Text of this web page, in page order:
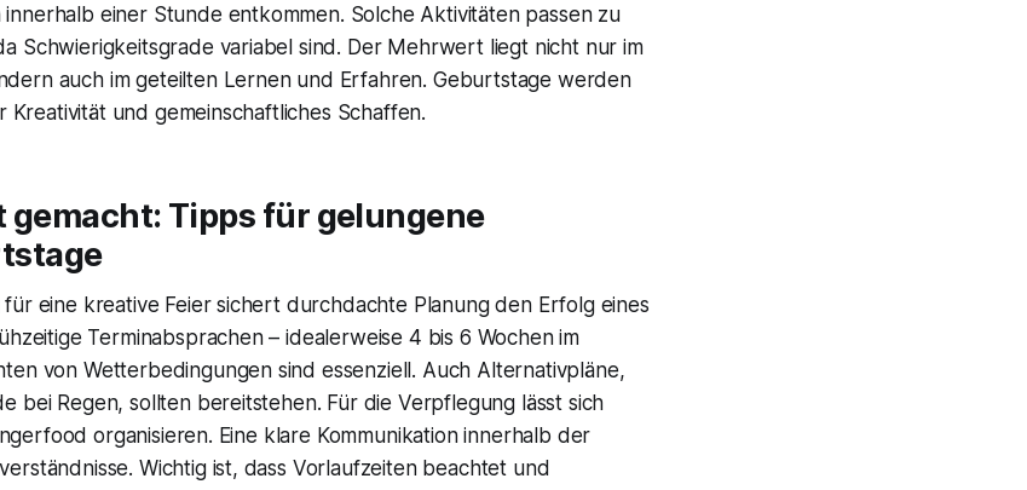
einer Stunde entkommen. Solche Aktivitäten passen zu
Schwierigkeitsgrade variabel sind. Der Mehrwert liegt nicht nur im
auch im geteilten Lernen und Erfahren. Geburtstage werden
und gemeinschaftliches Schaffen.
gemacht: Tipps für gelungene
eine kreative Feier sichert durchdachte Planung den Erfolg eines
Terminabsprachen – idealerweise 4 bis 6 Wochen im
von Wetterbedingungen sind essenziell. Auch Alternativpläne,
bei Regen, sollten bereitstehen. Für die Verpflegung lässt sich
organisieren. Eine klare Kommunikation innerhalb der
Wichtig ist, dass Vorlaufzeiten beachtet und